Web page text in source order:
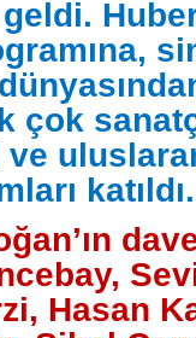
çok
katıldı.
Hasan